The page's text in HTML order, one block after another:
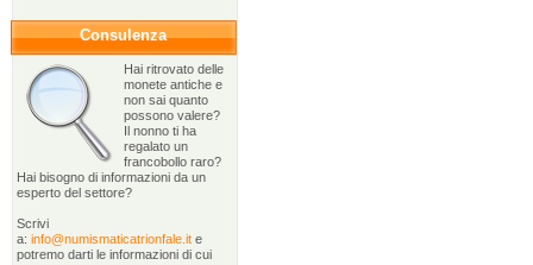
Consulenza
Hai ritrovato delle
monete antiche e
non sai quanto
possono valere?
Il nonno ti ha
regalato un
francobollo raro?
Hai bisogno di informazioni da un
esperto del settore?
Scrivi
a: info@numismaticatrionfale.it e
potremo darti le informazioni di cui